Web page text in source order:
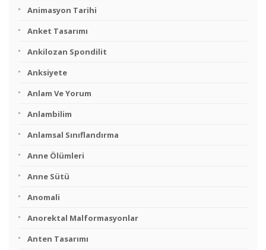
Animasyon Tarihi
Anket Tasarımı
Ankilozan Spondilit
Anksiyete
Anlam Ve Yorum
Anlambilim
Anlamsal Sınıflandırma
Anne Ölümleri
Anne Sütü
Anomali
Anorektal Malformasyonlar
Anten Tasarımı